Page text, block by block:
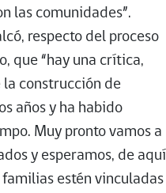
las comunidades”.
respecto del proceso
que “hay una crítica,
construcción de
años y ha habido
Muy pronto vamos a
y esperamos, de aquí
estén vinculadas